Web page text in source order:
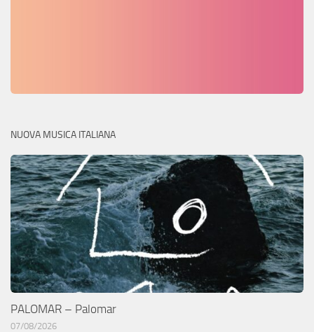
NUOVA MUSICA ITALIANA
PALOMAR – Palomar
07/08/2026